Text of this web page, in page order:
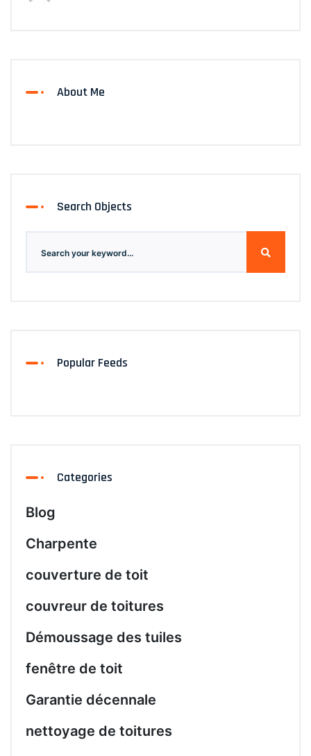
About Me
Search Objects
Popular Feeds
Categories
Blog
Charpente
couverture de toit
couvreur de toitures
Démoussage des tuiles
fenêtre de toit
Garantie décennale
nettoyage de toitures